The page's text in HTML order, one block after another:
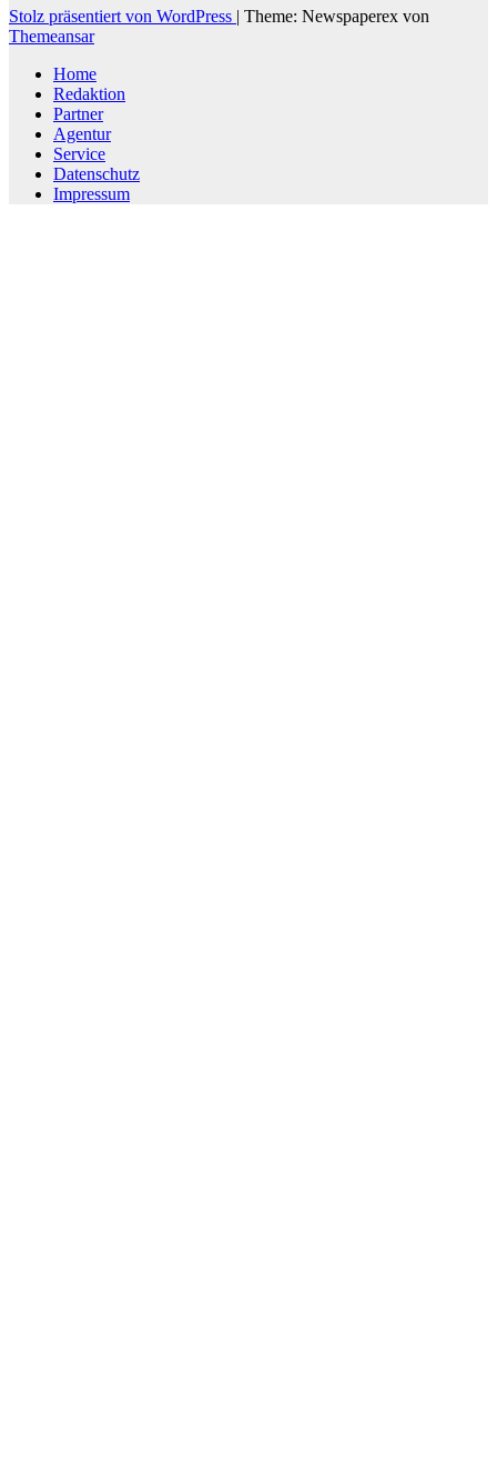
Stolz präsentiert von WordPress | Theme: Newspaperex von
Themeansar
Home
Redaktion
Partner
Agentur
Service
Datenschutz
Impressum